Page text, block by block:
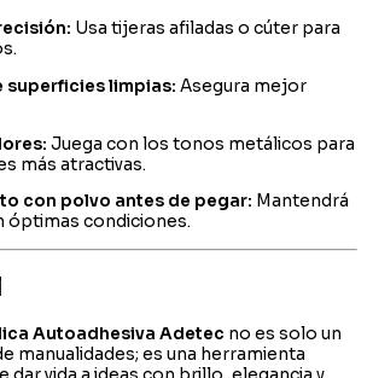
Usa tijeras afiladas o cúter para
superficies limpias: Asegura mejor
Juega con los tonos metálicos para
más atractivas.
con polvo antes de pegar: Mantendrá
óptimas condiciones.
Autoadhesiva Adetec no es solo un
manualidades; es una herramienta